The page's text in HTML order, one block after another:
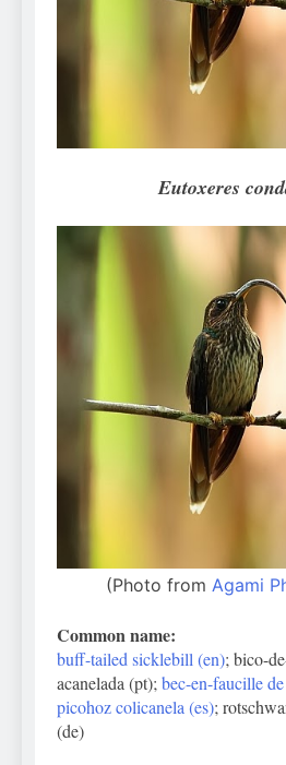
Can
And How to
7 Năm Ago
How Often
Groom My
Eutoxeres
(Photo from Agami
Common name:
buff-tailed sicklebill (en); bico-
acanelada (pt); bec-en-faucille
picohoz colicanela (es);
(de)